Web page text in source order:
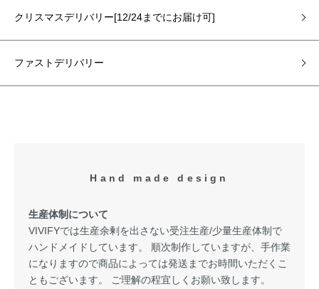
クリスマスデリバリー[12/24までにお届け可]
ファストデリバリー
Hand made design
生産体制について
VIVIFYでは生産余剰を出さない受注生産/少量生産体制で
ハンドメイドしています。 順次制作していますが、手作業
になりますので商品によっては発送までお時間いただくこ
ともございます。 ご理解の程宜しくお願い致します。